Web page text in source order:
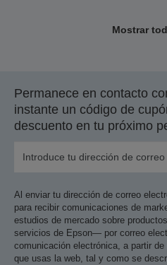
Mostrar
Permanece en contacto
instante un código de
descuento en tu próximo
Al enviar tu dirección de correo
para recibir comunicaciones de
estudios de mercado sobre
servicios de Epson— por correo
comunicación electrónica, a partir
que usas la web, tal y como se